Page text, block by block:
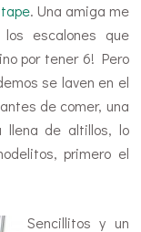
. Una amiga me
escalones que
por tener 6! Pero
se laven en el
de comer, una
llena de altillos, lo
primero el
Sencillitos y un